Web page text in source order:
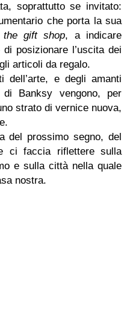
soprattutto se invitato:
che porta la sua
the gift shop, a indicare
posizionare l’uscita dei
articoli da regalo.
dell’arte, e degli amanti
di Banksy vengono, per
strato di vernice nuova,
del prossimo segno, del
ci faccia riflettere sulla
e sulla città nella quale
nostra.